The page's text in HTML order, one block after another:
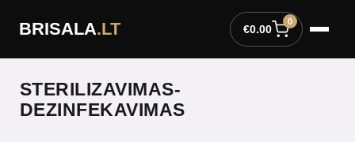
BRISALA.LT €0.00
0
STERILIZAVIMAS-
DEZINFEKAVIMAS